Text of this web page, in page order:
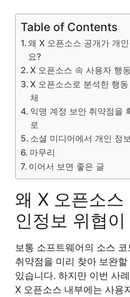
Table of Contents
왜 X 오픈소스 공개가 개
요?
X 오픈소스 속 사용자 행
X 오픈소스로 분석한 행
체
익명 계정 보안 취약점을
로
소셜 미디어에서 개인 정
마무리
이어서 보면 좋은 글
왜 X 오픈소스
인정보 위협
보통 소프트웨어의 소스
취약점을 미리 찾아 보완
있습니다. 하지만 이번 사
X 오픈소스 내부에는 사용